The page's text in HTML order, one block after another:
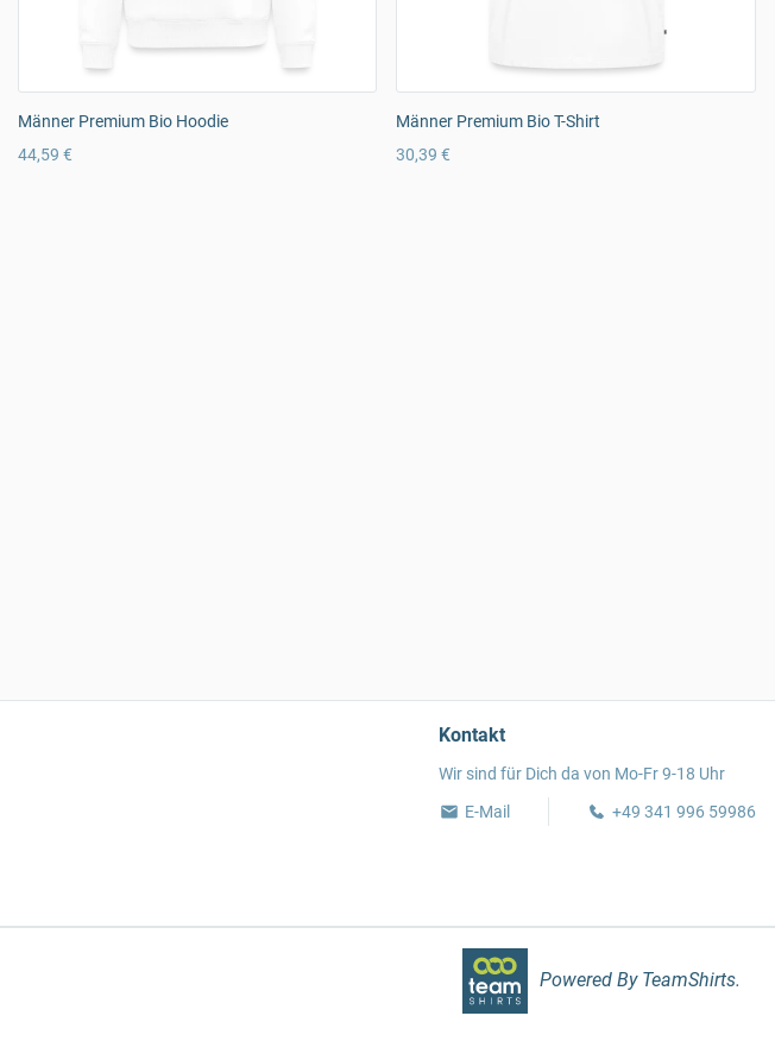
Männer Premium Bio Hoodie
44,59 €
Männer Premium Bio T-Shirt
30,39 €
Kontakt
Wir sind für Dich da von Mo-Fr 9-18 Uhr
E-Mail
+49 341 996 59986
Powered By TeamShirts.